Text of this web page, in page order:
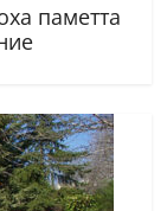
паметта